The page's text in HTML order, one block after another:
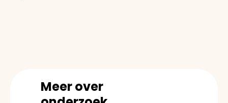
Meer over